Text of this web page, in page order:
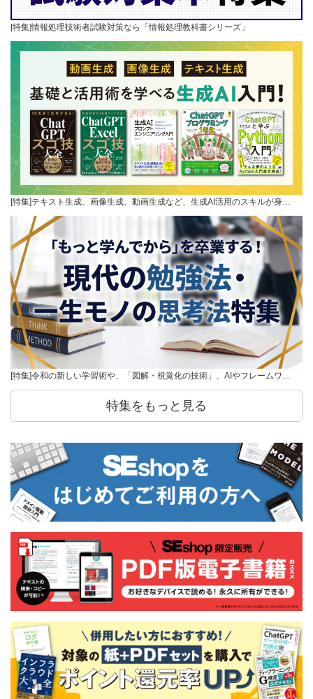
[特集]情報処理技術者試験対策なら「情報処理教科書シリーズ」
[特集]テキスト生成、画像生成、動画生成など、生成AI活用のスキルが身…
[特集]令和の新しい学習術や、「図解・視覚化の技術」、AIやフレームワ…
特集をもっと見る